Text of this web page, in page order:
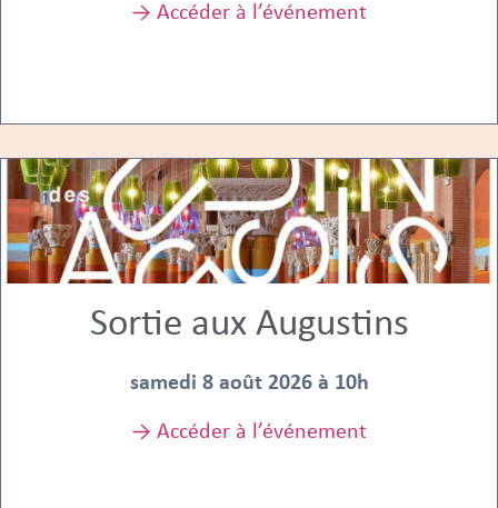
→ Accéder à l’événement
Sortie aux Augustins
samedi 8 août 2026 à 10h
→ Accéder à l’événement